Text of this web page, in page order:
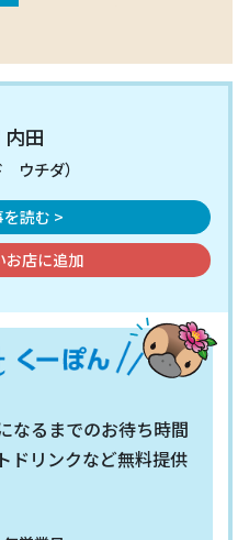
田
ウチダ）
読む >
お店に追加
なるまでのお待ち時間
ドリンクなど無料提供